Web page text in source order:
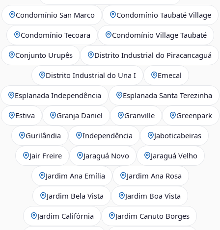
Condomínio San Marco Condomínio Taubaté Village
Condomínio Tecoara Condomínio Village Taubaté
Conjunto Urupês Distrito Industrial do Piracancaguá
Distrito Industrial do Una I Emecal
Esplanada Independência Esplanada Santa Terezinha
Estiva Granja Daniel Granville Greenpark
Gurilândia Independência Jaboticabeiras
Jair Freire Jaraguá Novo Jaraguá Velho
Jardim Ana Emília Jardim Ana Rosa
Jardim Bela Vista Jardim Boa Vista
Jardim Califórnia Jardim Canuto Borges